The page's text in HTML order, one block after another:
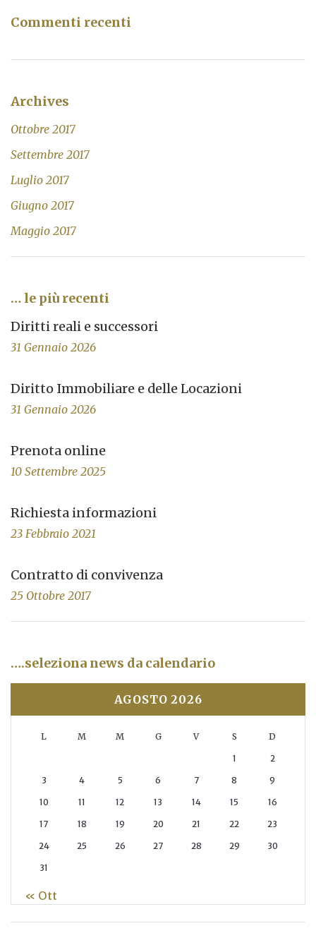
Archives
Ottobre 2017
Settembre 2017
Luglio 2017
Giugno 2017
Maggio 2017
… le più recenti
Diritti reali e successori
31 Gennaio 2026
Diritto Immobiliare e delle Locazioni
31 Gennaio 2026
Prenota online
10 Settembre 2025
Richiesta informazioni
23 Febbraio 2021
Contratto di convivenza
25 Ottobre 2017
….seleziona news da calendario
AGOSTO 2026
L M M G V S D
1 2
3 4 5 6 7 8 9
10 11 12 13 14 15 16
17 18 19 20 21 22 23
24 25 26 27 28 29 30
31
« Ott
Commenti recenti